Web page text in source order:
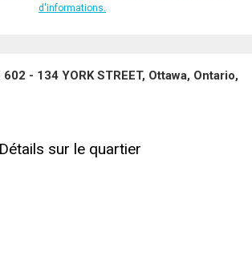
d'informations.
- 134 YORK STREET, Ottawa, Ontario,
Détails sur le quartier